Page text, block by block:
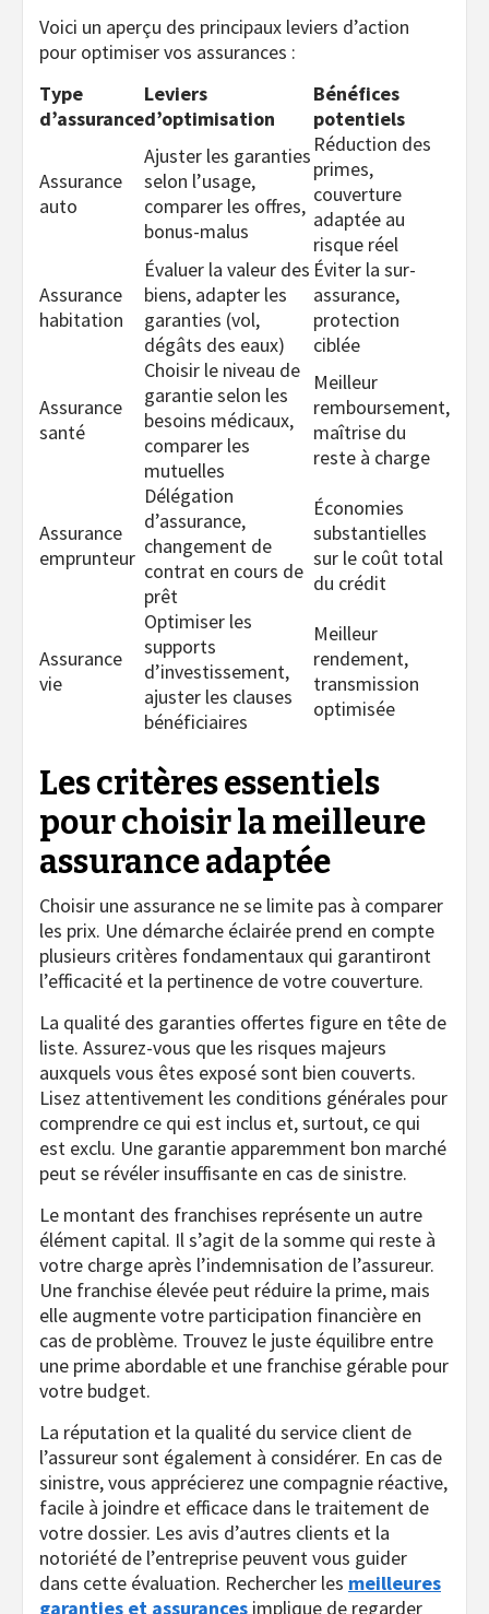
Voici un aperçu des principaux leviers d’action
pour optimiser vos assurances :
Type
d’assurance
Leviers
d’optimisation
Bénéfices
potentiels
Assurance
auto
Ajuster les garanties
selon l’usage,
comparer les offres,
bonus-malus
Réduction des
primes,
couverture
adaptée au
risque réel
Assurance
habitation
Évaluer la valeur des
biens, adapter les
garanties (vol,
dégâts des eaux)
Éviter la sur-
assurance,
protection
ciblée
Assurance
santé
Choisir le niveau de
garantie selon les
besoins médicaux,
comparer les
mutuelles
Meilleur
remboursement,
maîtrise du
reste à charge
Assurance
emprunteur
Délégation
d’assurance,
changement de
contrat en cours de
prêt
Économies
substantielles
sur le coût total
du crédit
Assurance
vie
Optimiser les
supports
d’investissement,
ajuster les clauses
bénéficiaires
Meilleur
rendement,
transmission
optimisée
Les critères essentiels
pour choisir la meilleure
assurance adaptée
Choisir une assurance ne se limite pas à comparer
les prix. Une démarche éclairée prend en compte
plusieurs critères fondamentaux qui garantiront
l’efficacité et la pertinence de votre couverture.
La qualité des garanties offertes figure en tête de
liste. Assurez-vous que les risques majeurs
auxquels vous êtes exposé sont bien couverts.
Lisez attentivement les conditions générales pour
comprendre ce qui est inclus et, surtout, ce qui
est exclu. Une garantie apparemment bon marché
peut se révéler insuffisante en cas de sinistre.
Le montant des franchises représente un autre
élément capital. Il s’agit de la somme qui reste à
votre charge après l’indemnisation de l’assureur.
Une franchise élevée peut réduire la prime, mais
elle augmente votre participation financière en
cas de problème. Trouvez le juste équilibre entre
une prime abordable et une franchise gérable pour
votre budget.
La réputation et la qualité du service client de
l’assureur sont également à considérer. En cas de
sinistre, vous apprécierez une compagnie réactive,
facile à joindre et efficace dans le traitement de
votre dossier. Les avis d’autres clients et la
notoriété de l’entreprise peuvent vous guider
dans cette évaluation. Rechercher les meilleures
garanties et assurances implique de regarder